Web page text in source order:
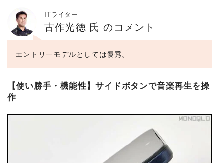
ITライター
古作光徳 氏 のコメント
エントリーモデルとしては優秀。
【使い勝手・機能性】サイドボタンで音楽再生を操
作